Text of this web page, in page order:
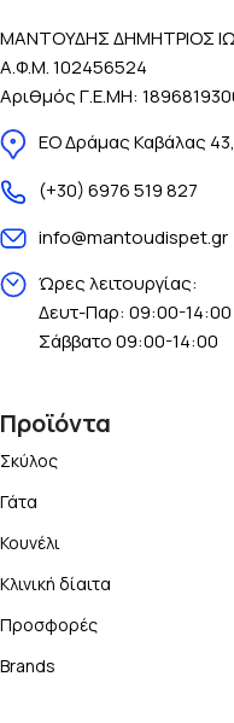
ΜΑΝΤΟΥΔΗΣ ΔΗΜΗΤΡΙΟΣ
Α.Φ.Μ. 102456524
Αριθμός Γ.Ε.ΜΗ:
ΕΟ Δράμας Καβάλας
(+30) 6976 519 827
info@mantoudispet.gr
Ώρες λειτουργίας:
Δευτ-Παρ: 09:00-14:00
Σάββατο 09:00-14:00
Προϊόντα
Σκύλος
Γάτα
Κουνέλι
Κλινική δίαιτα
Προσφορές
Brands